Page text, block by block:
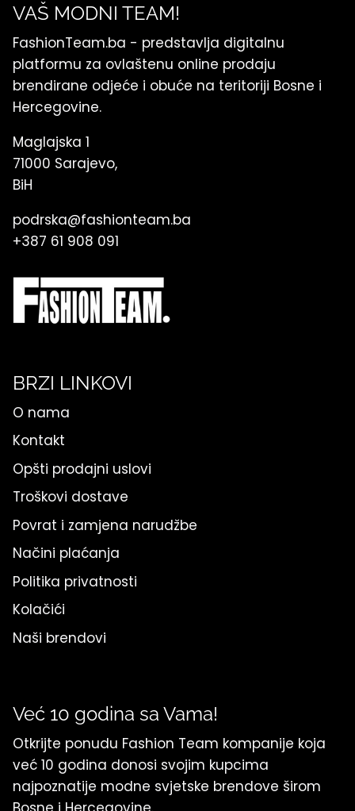
VAŠ MODNI TEAM!
FashionTeam.ba - predstavlja digitalnu
platformu za ovlaštenu online prodaju
brendirane odjeće i obuće na teritoriji Bosne i
Hercegovine.
Maglajska 1
71000 Sarajevo,
BiH
podrska@fashionteam.ba
+387 61 908 091
BRZI LINKOVI
O nama
Kontakt
Opšti prodajni uslovi
Troškovi dostave
Povrat i zamjena narudžbe
Načini plaćanja
Politika privatnosti
Kolačići
Naši brendovi
Već 10 godina sa Vama!
Otkrijte ponudu Fashion Team kompanije koja
već 10 godina donosi svojim kupcima
najpoznatije modne svjetske brendove širom